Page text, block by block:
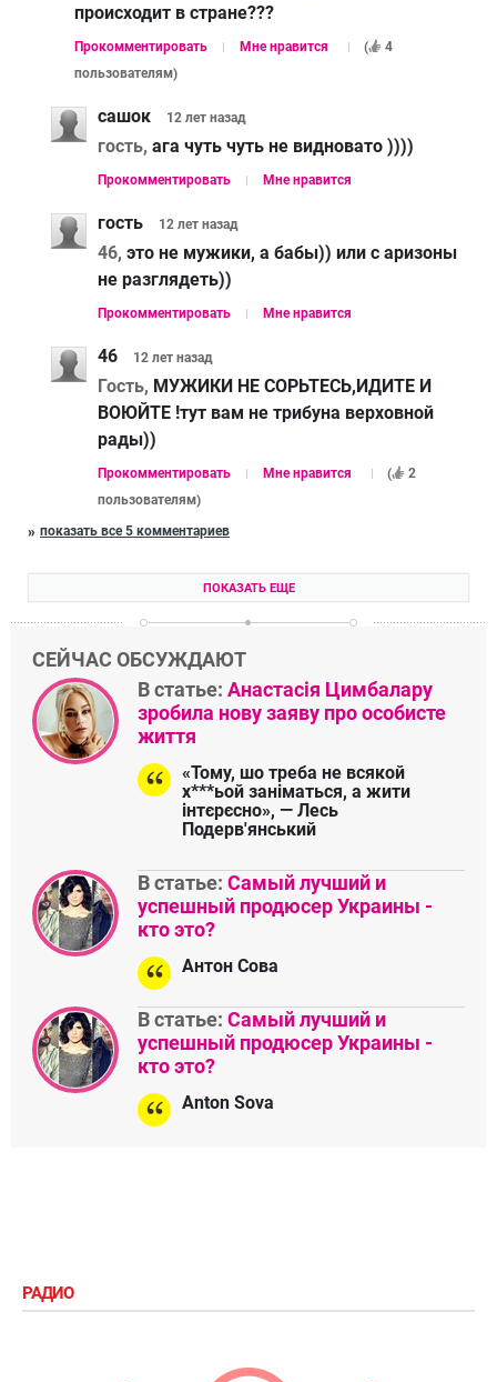
происходит в стране???
Прокомментировать Мне нравится (
4
пользователям)
сашок 12 лет назад
гость, ага чуть чуть не видновато ))))
Прокомментировать Мне нравится
гость 12 лет назад
46, это не мужики, а бабы)) или с аризоны
не разглядеть))
Прокомментировать Мне нравится
46 12 лет назад
Гость, МУЖИКИ НЕ СОРЬТЕСЬ,ИДИТЕ И
ВОЮЙТЕ !тут вам не трибуна верховной
рады))
Прокомментировать Мне нравится (
2
пользователям)
показать все 5 комментариев
ПОКАЗАТЬ ЕЩЕ
СЕЙЧАС ОБСУЖДАЮТ
В статье: Анастасія Цимбалару
зробила нову заяву про особисте
життя
«Тому, шо треба не всякой
х***ьой заніматься, а жити
інтєрєсно», — Лесь
Подерв'янський
В статье: Самый лучший и
успешный продюсер Украины -
кто это?
Антон Сова
В статье: Самый лучший и
успешный продюсер Украины -
кто это?
Anton Sova
РАДИО